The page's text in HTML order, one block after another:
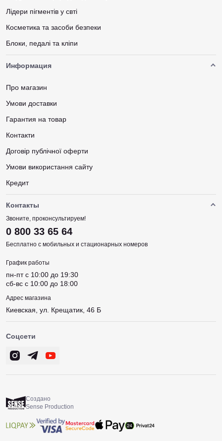
Лідери пігментів у свті
Косметика та засоби безпеки
Блоки, педалі та кліпи
Информация
Про магазин
Умови доставки
Гарантия на товар
Контакти
Договір публічної оферти
Умови використання сайту
Кредит
Контакты
Звоните, проконсультируем!
0 800 33 65 64
Бесплатно с мобильных и стационарных номеров
График работы
пн-пт c 10:00 до 19:30
сб-вс c 10:00 до 18:00
Адрес магазина
Киевская, ул. Крещатик, 46 Б
Соцсети
Создано
Sense Production